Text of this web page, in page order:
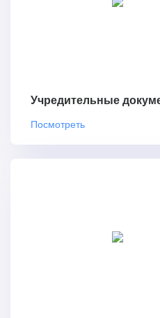
Учредительные
Посмотреть